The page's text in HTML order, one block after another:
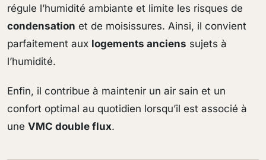
régule l’humidité ambiante et limite les risques de
condensation et de moisissures. Ainsi, il convient
parfaitement aux logements anciens sujets à
l’humidité.
Enfin, il contribue à maintenir un air sain et un
confort optimal au quotidien lorsqu’il est associé à
une VMC double flux.